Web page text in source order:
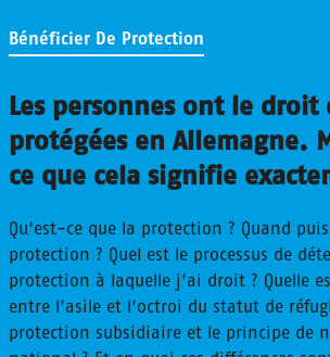
Bénéficier De Protection
Les personnes ont le droit
protégées en Allemagne.
ce que cela signifie
Qu’est-ce que la protection ? Quand
protection ? Quel est le processus de
protection à laquelle j’ai droit ? Quelle
entre l’asile et l’octroi du statut de
protection subsidiaire et le principe de